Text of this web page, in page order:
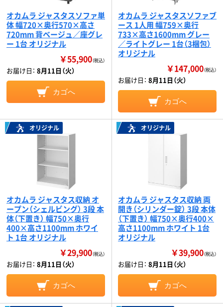
オカムラ ジャスタスソファ単
体 幅720×奥行570×高さ
720mm 背ベージュ／座グレ
ー 1台 オリジナル
￥55,900（税込）
お届け日： 8月11日（火）
カゴへ
オカムラ ジャスタスソファブ
ース 1人用 幅759×奥行
733×高さ1600mm グレー
／ライトグレー 1台（3梱包）
オリジナル
￥147,000（税込）
お届け日： 8月11日（火）
カゴへ
オリジナル
オカムラ ジャスタス収納 オ
ープン（シェルビング） 3段 本
体（下置き） 幅750×奥行
400×高さ1100mm ホワイ
ト 1台 オリジナル
￥29,900（税込）
お届け日： 8月11日（火）
カゴへ
オリジナル
オカムラ ジャスタス収納 両
開き（シリンダー錠） 3段 本体
（下置き） 幅750×奥行400×
高さ1100mm ホワイト 1台
オリジナル
￥39,900（税込）
お届け日： 8月11日（火）
カゴへ